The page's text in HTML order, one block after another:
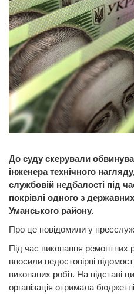
До суду скерували
інженера технічного
службовій недбалості під
покрівлі одного з
Уманського району.
Про це повідомили у
Під час виконання ремонтних
вносили недостовірні
виконаних робіт. На підставі
організація отримала